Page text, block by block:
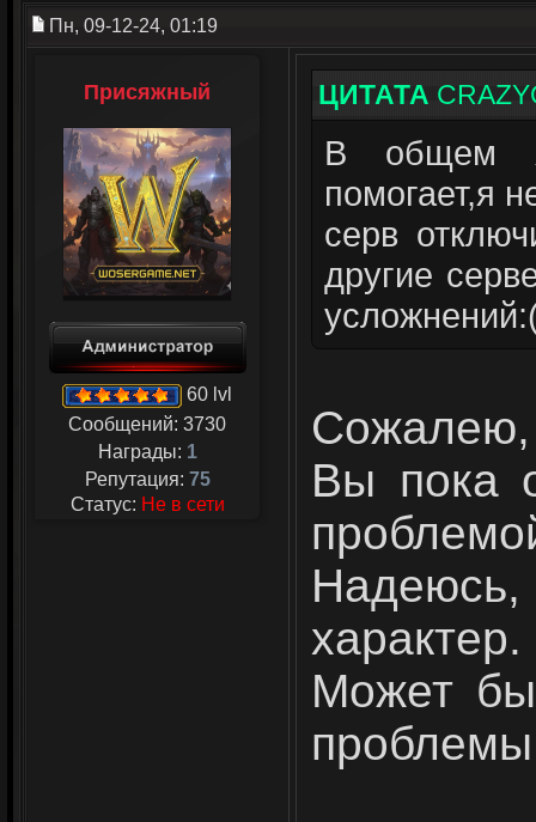
Пн, 09-12-24, 01:19
Присяжный
60 lvl
Сообщений: 3730
Награды: 1
Репутация: 75
Статус: Не в сети
ЦИТАТА
В общем я
помогает,я
серв
другие
Сожалею,
Вы пока
характер.
Может